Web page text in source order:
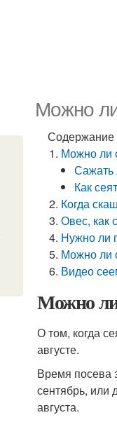
Можно
Содержание
Можно ли
Сажать
Как
Когда
Овес, как
Нужно ли
Можно ли
Видео
Можно ли
О том, когда
августе.
Время посева
сентябрь, или
августа.